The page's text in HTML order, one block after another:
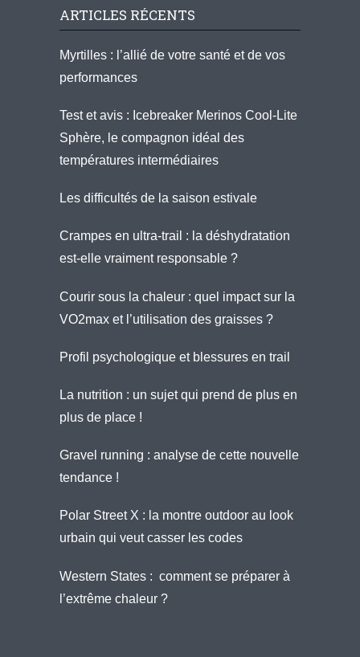
ARTICLES RÉCENTS
Myrtilles : l’allié de votre santé et de vos
performances
Test et avis : Icebreaker Merinos Cool-Lite
Sphère, le compagnon idéal des
températures intermédiaires
Les difficultés de la saison estivale
Crampes en ultra-trail : la déshydratation
est-elle vraiment responsable ?
Courir sous la chaleur : quel impact sur la
VO2max et l’utilisation des graisses ?
Profil psychologique et blessures en trail
La nutrition : un sujet qui prend de plus en
plus de place !
Gravel running : analyse de cette nouvelle
tendance !
Polar Street X : la montre outdoor au look
urbain qui veut casser les codes
Western States : comment se préparer à
l’extrême chaleur ?